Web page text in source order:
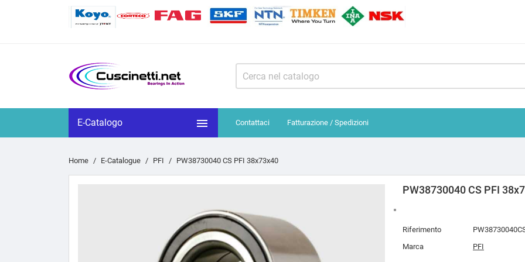
E-Catalogo  Contattaci Fatturazione / Spedizioni
Home E-Catalogue PFI PW38730040 CS PFI 38x73x40
PW38730040 CS PFI
Riferimento
Marca
PFI